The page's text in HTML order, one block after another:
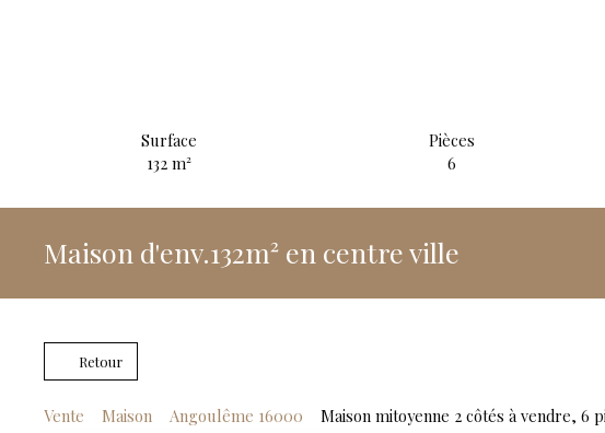
Surface
132 m²
Pièces
6
Maison d'env.132m² en centre ville
Retour
Vente Maison Angoulême 16000 Maison mitoyenne 2 côtés à vendre, 6